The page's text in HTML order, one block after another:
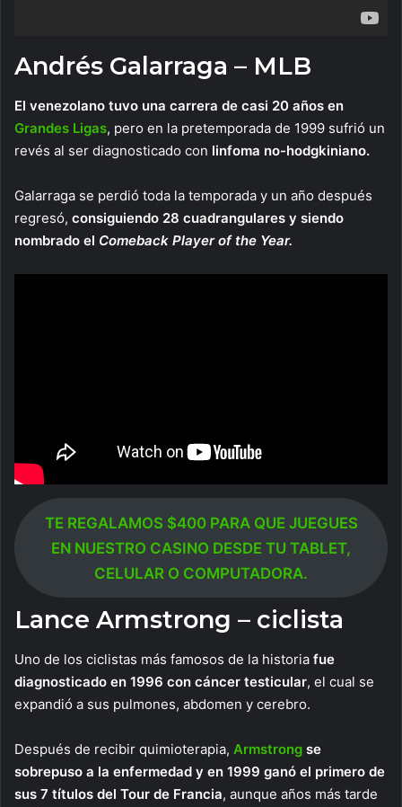
Andrés Galarraga – MLB
El venezolano tuvo una carrera de casi 20 años en
Grandes Ligas, pero en la pretemporada de 1999 sufrió un
revés al ser diagnosticado con linfoma no-hodgkiniano.
Galarraga se perdió toda la temporada y un año después
regresó, consiguiendo 28 cuadrangulares y siendo
nombrado el Comeback Player of the Year.
TE REGALAMOS $400 PARA QUE JUEGUES
EN NUESTRO CASINO DESDE TU TABLET,
CELULAR O COMPUTADORA.
Lance Armstrong – ciclista
Uno de los ciclistas más famosos de la historia fue
diagnosticado en 1996 con cáncer testicular, el cual se
expandió a sus pulmones, abdomen y cerebro.
Después de recibir quimioterapia, Armstrong se
sobrepuso a la enfermedad y en 1999 ganó el primero de
sus 7 títulos del Tour de Francia, aunque años más tarde